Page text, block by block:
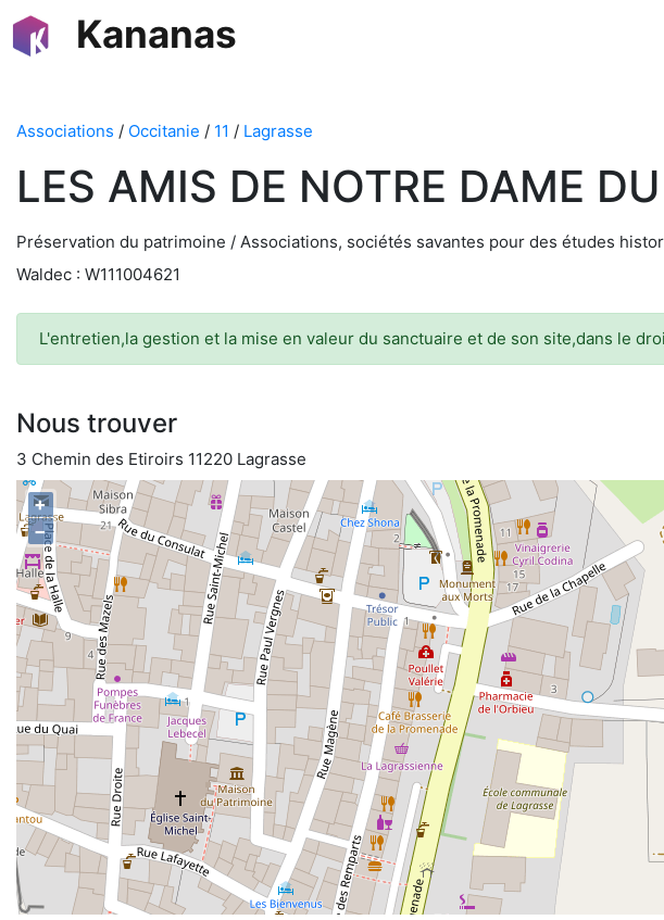
Kananas
Associations / Occitanie / 11 / Lagrasse
LES AMIS DE NOTRE DAME
Préservation du patrimoine / Associations, sociétés savantes pour des études
Waldec : W111004621
L'entretien,la gestion et la mise en valeur du sanctuaire et de son site,dans le
Nous trouver
3 Chemin des Etiroirs 11220 Lagrasse
+
−